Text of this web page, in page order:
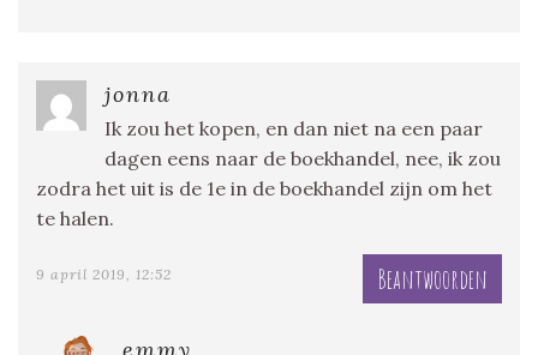
jonna
Ik zou het kopen, en dan niet na een paar
dagen eens naar de boekhandel, nee, ik zou
zodra het uit is de 1e in de boekhandel zijn om het
te halen.
9 april 2019, 12:52 Beantwoorden